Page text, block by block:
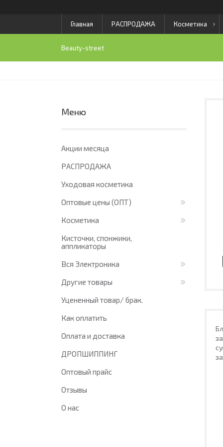
Главная РАСПРОДАЖА Косметика
Beauty-street
Акции месяца
РАСПРОДАЖА
Уходовая косметика
Оптовые цены (ОПТ)
Косметика
Кисточки, спонжики,
аппликаторы
Вся Электроника
Другие товары
Уцененный товар/ брак.
Как оплатить
Оплата и доставка
ДРОПШИППИНГ
Оптовый прайс
Отзывы
О нас